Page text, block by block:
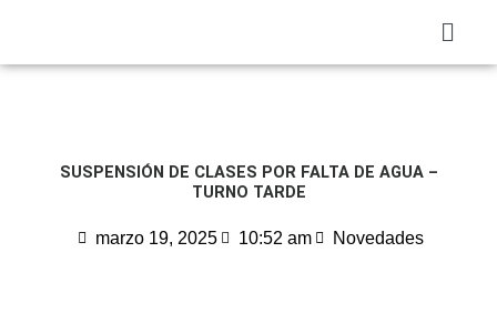
contenido
Menú
SUSPENSIÓN DE CLASES POR FALTA DE AGUA –
TURNO TARDE
marzo 19, 2025 10:52 am Novedades